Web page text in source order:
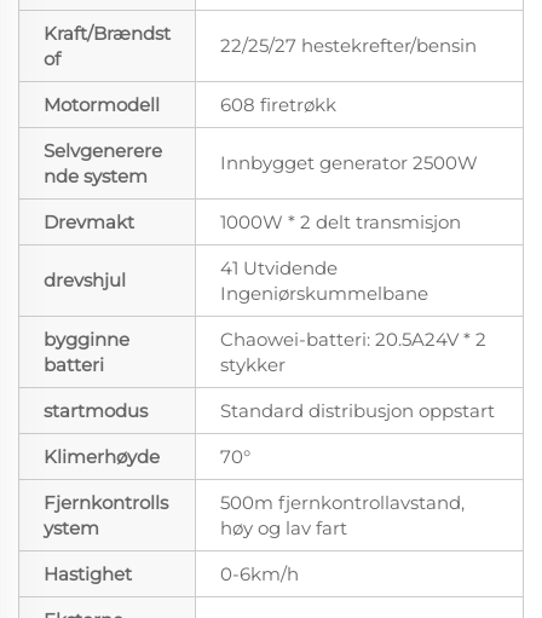
Kraft/Brændst
of
22/25/27 hestekrefter/bensin
Motormodell
608 firetrøkk
Selvgenerere
nde system
Innbygget generator 2500W
Drevmakt 1000W * 2 delt transmisjon
drevshjul
41 Utvidende
Ingeniørskummelbane
bygginne
batteri
Chaowei-batteri: 20.5A24V * 2
stykker
startmodus
Standard distribusjon oppstart
Klimerhøyde
70°
Fjernkontrolls
ystem
500m fjernkontrollavstand,
høy og lav fart
Hastighet
0-6km/h